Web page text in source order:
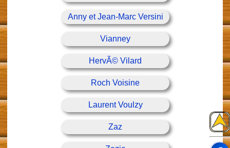
Anny et Jean-Marc Versini
Vianney
HervÃ© Vilard
Roch Voisine
Laurent Voulzy
Zaz